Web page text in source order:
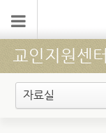
교인지원센터
자료실